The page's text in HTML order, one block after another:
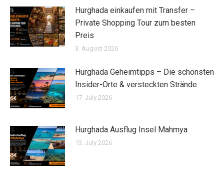
Hurghada einkaufen mit Transfer –
Private Shopping Tour zum besten
Preis
3. August 2026
Hurghada Geheimtipps – Die schönsten
Insider-Orte & versteckten Strände
17. July 2026
Hurghada Ausflug Insel Mahmya
13. July 2026